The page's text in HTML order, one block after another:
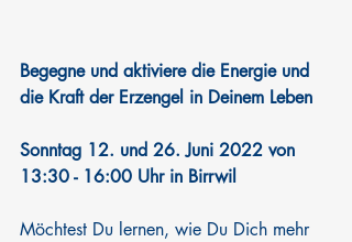
Begegne und aktiviere die Energie und
die Kraft der Erzengel in Deinem Leben
Sonntag 12. und 26. Juni 2022 von
13:30 - 16:00 Uhr in Birrwil
Möchtest Du lernen, wie Du Dich mehr